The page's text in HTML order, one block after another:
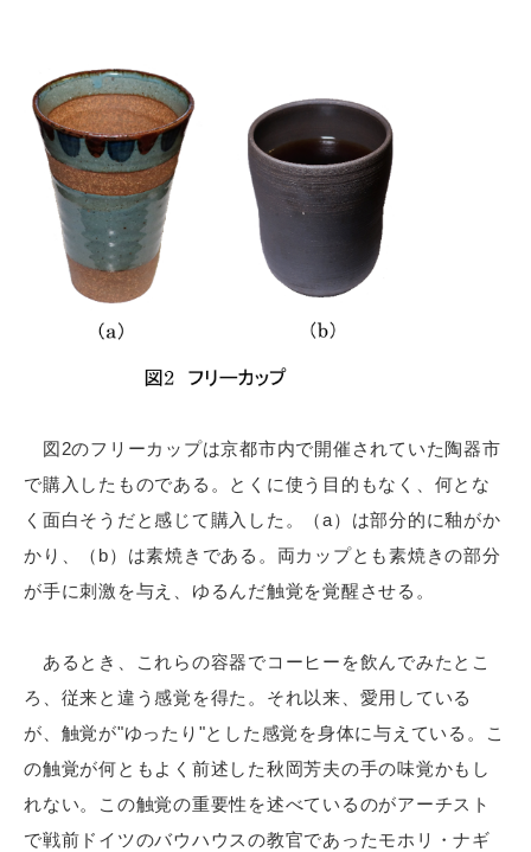
図2のフリーカップは京都市内で開催されていた陶器市
で購入したものである。とくに使う目的もなく、何とな
く面白そうだと感じて購入した。（a）は部分的に釉がか
かり、（b）は素焼きである。両カップとも素焼きの部分
が手に刺激を与え、ゆるんだ触覚を覚醒させる。
あるとき、これらの容器でコーヒーを飲んでみたとこ
ろ、従来と違う感覚を得た。それ以来、愛用している
が、触覚が"ゆったり"とした感覚を身体に与えている。こ
の触覚が何ともよく前述した秋岡芳夫の手の味覚かもし
れない。この触覚の重要性を述べているのがアーチスト
で戦前ドイツのバウハウスの教官であったモホリ・ナギ